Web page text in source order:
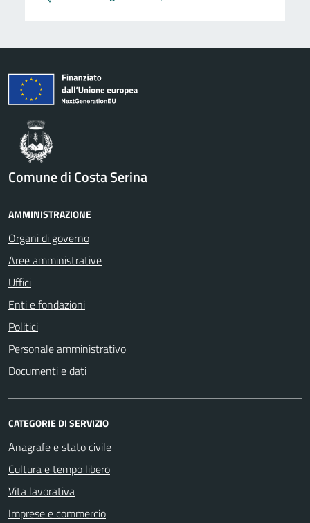
Comune di Costa Serina
AMMINISTRAZIONE
Organi di governo
Aree amministrative
Uffici
Enti e fondazioni
Politici
Personale amministrativo
Documenti e dati
CATEGORIE DI SERVIZIO
Anagrafe e stato civile
Cultura e tempo libero
Vita lavorativa
Imprese e commercio